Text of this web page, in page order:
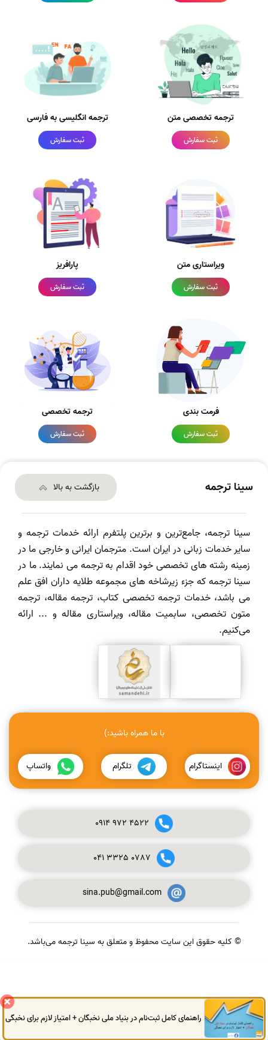
ترجمه تخصصی متن
ثبت سفارش
ترجمه انگلیسی به فارسی
ثبت سفارش
ویراستاری متن
ثبت سفارش
پارافریز
ثبت سفارش
فرمت بندی
ثبت سفارش
ترجمه تخصصی
ثبت سفارش
سینا ترجمه بازگشت به بالا
سینا ترجمه، جامع‌ترین و برترین پلتفرم ارائه خدمات ترجمه و
سایر خدمات زبانی در ایران است. مترجمان ایرانی و خارجی ما در
زمینه رشته های تخصصی خود اقدام به ترجمه می نمایند. ما در
سینا ترجمه که جزء زیرشاخه های مجموعه طلایه داران افق علم
می باشد، خدمات ترجمه تخصصی کتاب، ترجمه مقاله، ترجمه
متون تخصصی، سابمیت مقاله، ویراستاری مقاله و ... ارائه
می‌کنیم.
با ما همراه باشید:)
اینستاگرام تلگرام واتساپ
0914972 4522
041 3325 0787
sina.pub@gmail.com
© کلیه حقوق این سایت محفوظ و متعلق به سینا ترجمه می‌باشد.
راهنمای کامل ثبت‌نام در بنیاد ملی نخبگان + امتیاز لازم برای نخبگی
گفتگوی آنلاین